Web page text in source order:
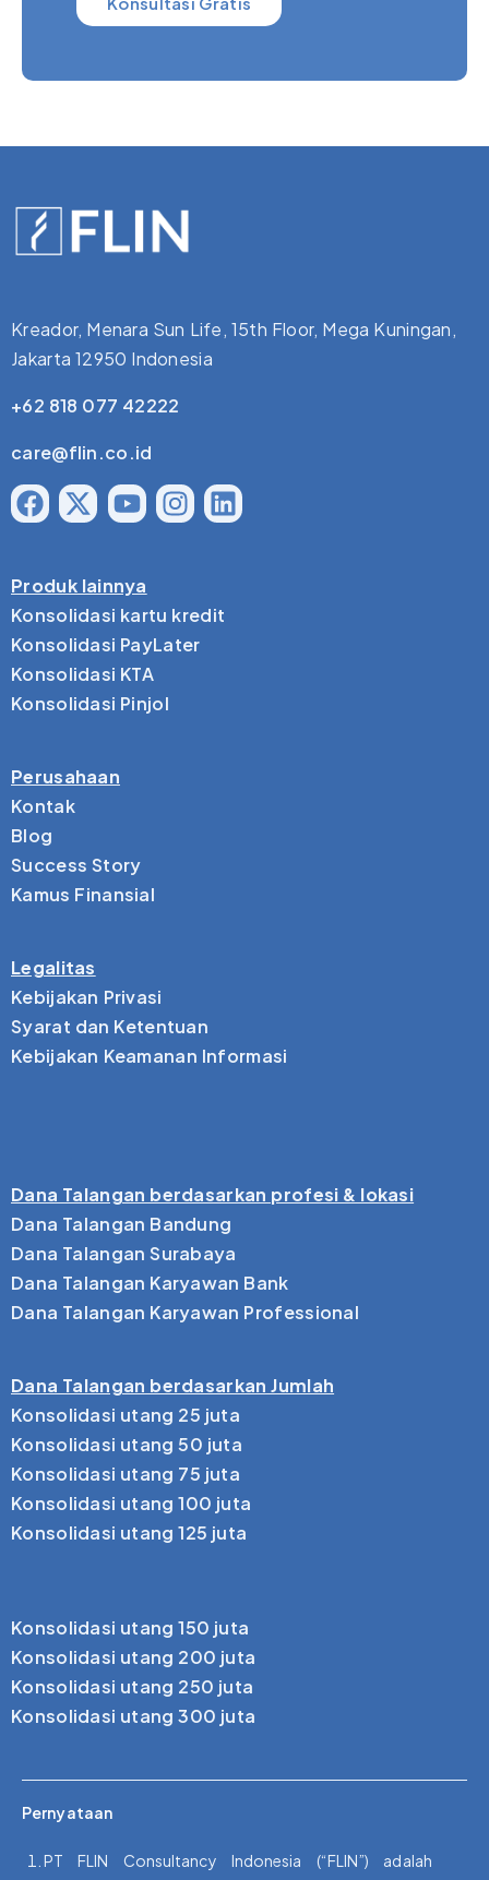
Kreador, Menara Sun Life, 15th Floor, Mega Kuningan,
Jakarta 12950 Indonesia
+62 818 077 42222
care@flin.co.id
Produk lainnya
Konsolidasi kartu kredit
Konsolidasi PayLater
Konsolidasi KTA
Konsolidasi Pinjol
Perusahaan
Kontak
Blog
Success Story
Kamus Finansial
Legalitas
Kebijakan Privasi
Syarat dan Ketentuan
Kebijakan Keamanan Informasi
Dana Talangan berdasarkan profesi & lokasi
Dana Talangan Bandung
Dana Talangan Surabaya
Dana Talangan Karyawan Bank
Dana Talangan Karyawan Professional
Dana Talangan berdasarkan Jumlah
Konsolidasi utang 25 juta
Konsolidasi utang 50 juta
Konsolidasi utang 75 juta
Konsolidasi utang 100 juta
Konsolidasi utang 125 juta
Konsolidasi utang 150 juta
Konsolidasi utang 200 juta
Konsolidasi utang 250 juta
Konsolidasi utang 300 juta
Pernyataan
PT FLIN Consultancy Indonesia (“FLIN”) adalah